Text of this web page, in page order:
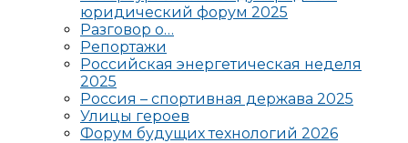
юридический форум 2025
Разговор о…
Репортажи
Российская энергетическая неделя
2025
Россия – спортивная держава 2025
Улицы героев
Форум будущих технологий 2026